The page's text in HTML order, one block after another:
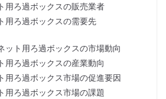
用ろ過ボックスの販売業者
用ろ過ボックスの需要先
ット用ろ過ボックスの市場動向
用ろ過ボックスの産業動向
用ろ過ボックス市場の促進要因
用ろ過ボックス市場の課題